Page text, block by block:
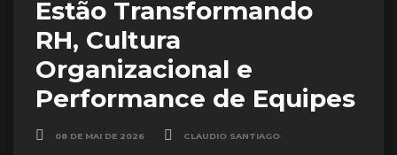
Estão Transformando
RH, Cultura
Organizacional e
Performance de Equipes
08 DE MAI DE 2026 CLAUDIO SANTIAGO